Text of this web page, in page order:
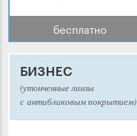
бесплатно
БИЗНЕС
(утонченные линзы
с антибликовым покрытием)